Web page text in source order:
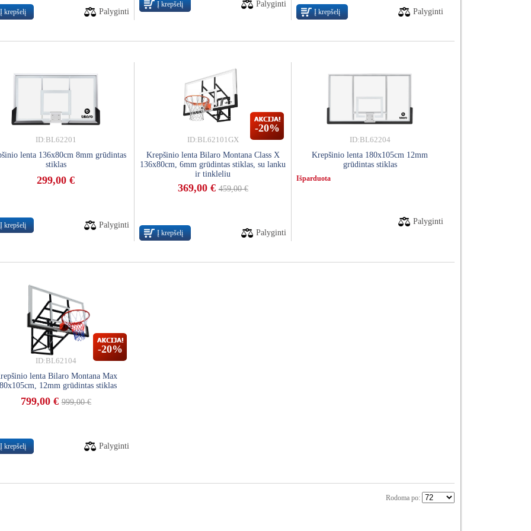
Į krepšelį Palyginti
Į krepšelį Palyginti
Į krepšelį Palyginti
ID:BL62201
lenta 136x80cm 8mm grūdintas
stiklas
299,00 €
Į krepšelį Palyginti
-20%
ID:BL62101GX
Krepšinio lenta Bilaro Montana Class X
136x80cm, 6mm grūdintas stiklas, su lanku
ir tinkleliu
369,00 €459,00 €
Į krepšelį Palyginti
ID:BL62204
Krepšinio lenta 180x105cm 12mm
grūdintas stiklas
Išparduota
Palyginti
-20%
ID:BL62104
lenta Bilaro Montana Max
12mm grūdintas stiklas
799,00 €999,00 €
Į krepšelį Palyginti
Rodoma po: